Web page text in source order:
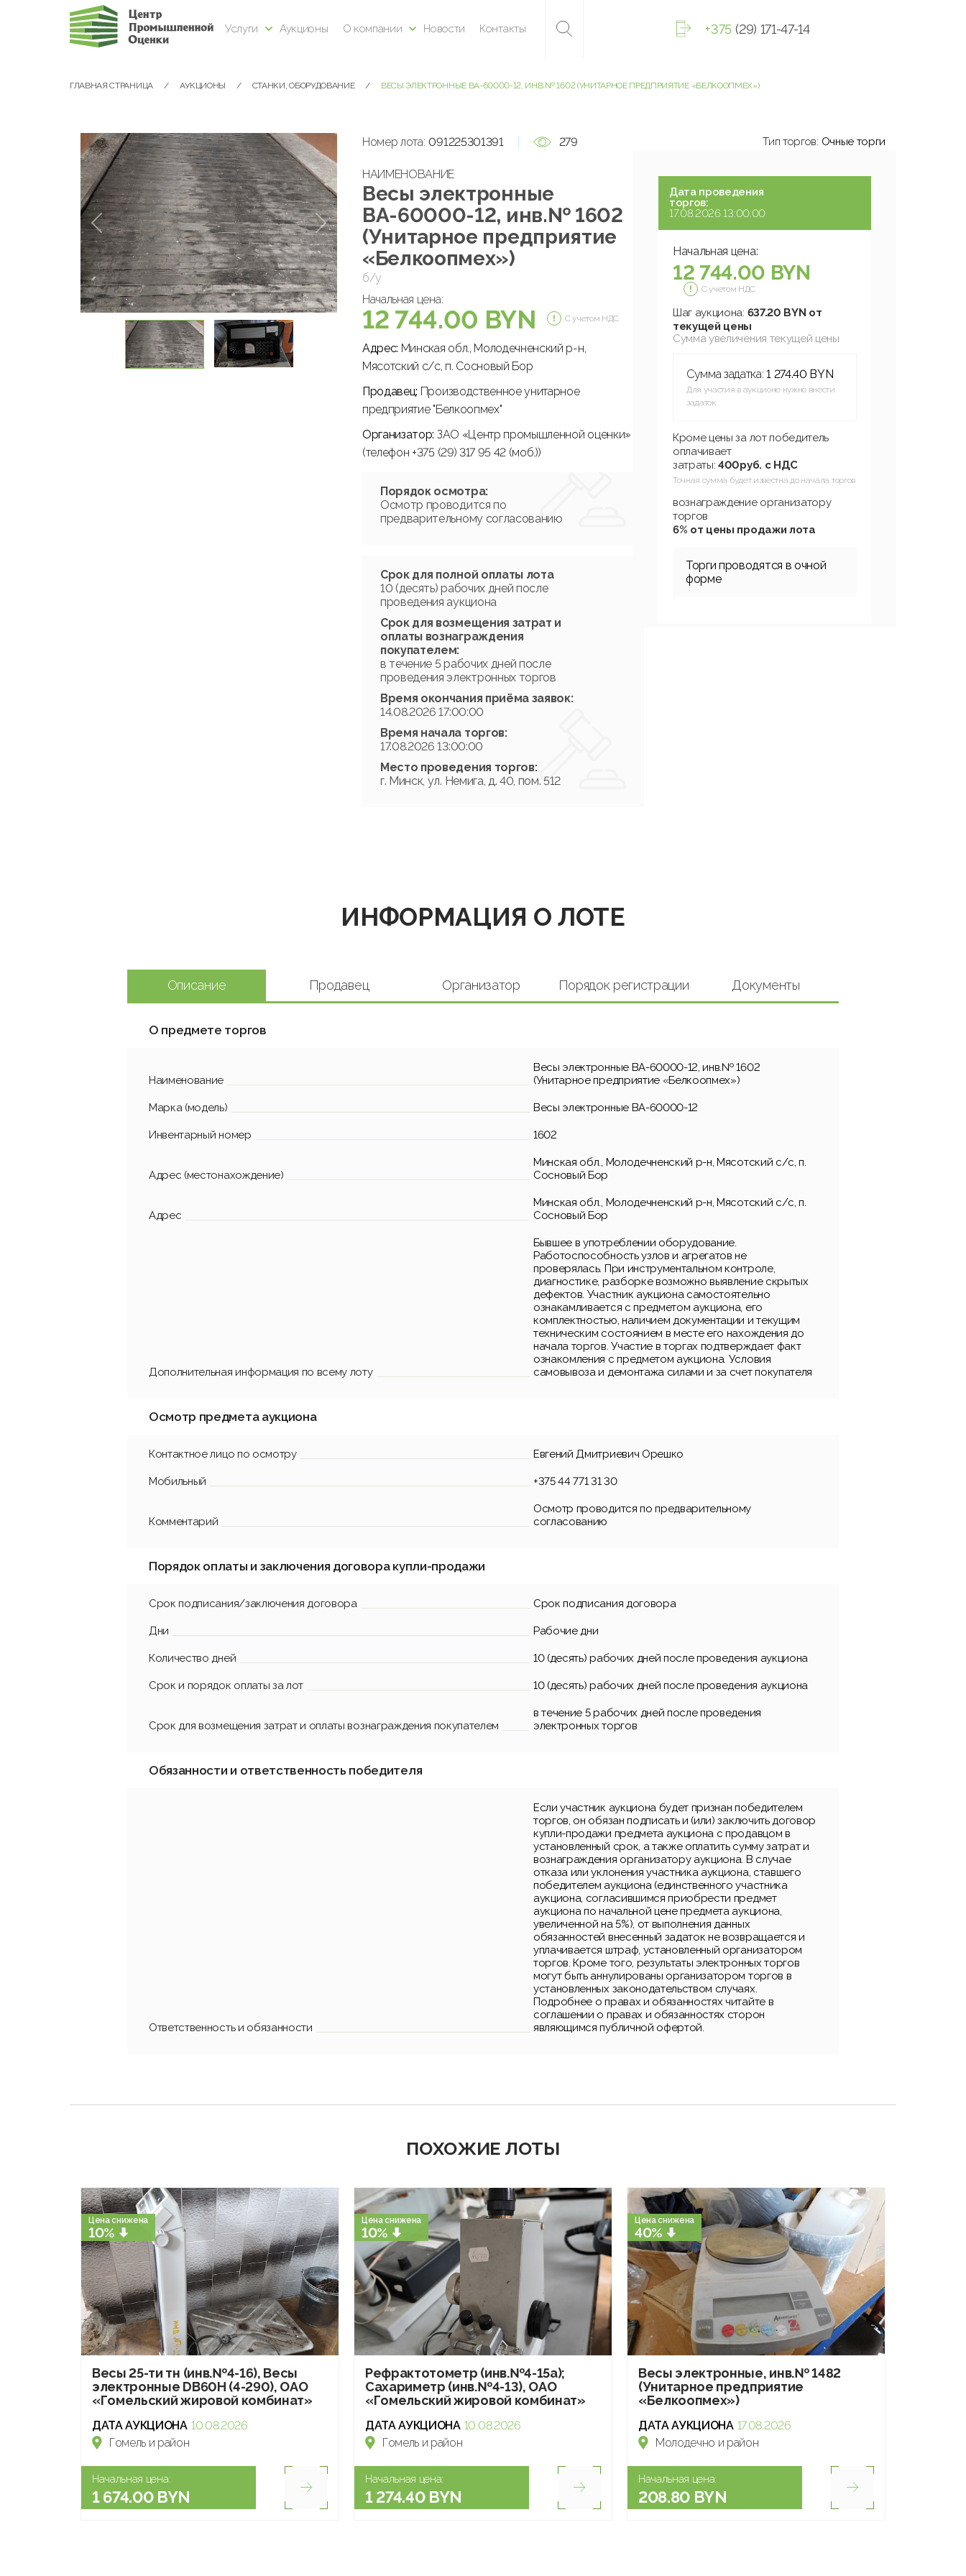
Услуги Аукционы О компании Новости Контакты +375 (29) 171-47-14
ГЛАВНАЯ СТРАНИЦА АУКЦИОНЫ СТАНКИ, ОБОРУДОВАНИЕ ВЕСЫ ЭЛЕКТРОННЫЕ ВА-60000-12, ИНВ.№ 1602 (УНИТАРНОЕ ПРЕДПРИЯТИЕ «БЕЛКООПМЕХ»)
Номер лота: 091225301391 279
НАИМЕНОВАНИЕ
Весы электронные
ВА-60000-12, инв.№ 1602
(Унитарное предприятие
«Белкоопмех»)
б/у
Начальная цена:
12 744.00 BYN С учетом НДС
Адрес: Минская обл., Молодечненский р-н,
Мясотский с/с, п. Сосновый Бор
Продавец: Производственное унитарное
предприятие "Белкоопмех"
Организатор: ЗАО «Центр промышленной оценки»
(телефон +375 (29) 317 95 42 (моб.))
Порядок осмотра:
Осмотр проводится по
предварительному согласованию
Срок для полной оплаты лота
10 (десять) рабочих дней после
проведения аукциона
Срок для возмещения затрат и
оплаты вознаграждения
покупателем:
в течение 5 рабочих дней после
проведения электронных торгов
Время окончания приёма заявок:
14.08.2026 17:00:00
Время начала торгов:
17.08.2026 13:00:00
Место проведения торгов:
г. Минск, ул. Немига, д. 40, пом. 512
Тип торгов: Очные торги
Дата проведения
торгов:
17.08.2026 13:00:00
Начальная цена:
12 744.00 BYN
С учетом НДС
Шаг аукциона: 637.20 BYN от
текущей цены
Сумма увеличения текущей цены
Сумма задатка:1 274.40 BYN
Для участия в аукционе нужно внести
задаток
Кроме цены за лот победитель
оплачивает
затраты:400руб. с НДС
Точная сумма будет известна до начала торгов
вознаграждение организатору
торгов
6% от цены продажи лота
Торги проводятся в очной
форме
ИНФОРМАЦИЯ О ЛОТЕ
Описание Продавец Организатор Порядок регистрации Документы
О предмете торгов
Наименование
Весы электронные ВА-60000-12, инв.№ 1602
(Унитарное предприятие «Белкоопмех»)
Марка (модель) Весы электронные ВА-60000-12
Инвентарный номер 1602
Адрес (местонахождение)
Минская обл., Молодечненский р-н, Мясотский с/с, п.
Сосновый Бор
Адрес
Минская обл., Молодечненский р-н, Мясотский с/с, п.
Сосновый Бор
Дополнительная информация по всему лоту
Бывшее в употреблении оборудование.
Работоспособность узлов и агрегатов не
проверялась. При инструментальном контроле,
диагностике, разборке возможно выявление скрытых
дефектов. Участник аукциона самостоятельно
ознакамливается с предметом аукциона, его
комплектностью, наличием документации и текущим
техническим состоянием в месте его нахождения до
начала торгов. Участие в торгах подтверждает факт
ознакомления с предметом аукциона. Условия
самовывоза и демонтажа силами и за счет покупателя
Осмотр предмета аукциона
Контактное лицо по осмотру Евгений Дмитриевич Орешко
Мобильный +375 44 771 31 30
Комментарий
Осмотр проводится по предварительному
согласованию
Порядок оплаты и заключения договора купли-продажи
Срок подписания/заключения договора Срок подписания договора
Дни Рабочие дни
Количество дней 10 (десять) рабочих дней после проведения аукциона
Срок и порядок оплаты за лот 10 (десять) рабочих дней после проведения аукциона
Срок для возмещения затрат и оплаты вознаграждения покупателем
в течение 5 рабочих дней после проведения
электронных торгов
Обязанности и ответственность победителя
Ответственность и обязанности
Если участник аукциона будет признан победителем
торгов, он обязан подписать и (или) заключить договор
купли-продажи предмета аукциона с продавцом в
установленный срок, а также оплатить сумму затрат и
вознаграждения организатору аукциона. В случае
отказа или уклонения участника аукциона, ставшего
победителем аукциона (единственного участника
аукциона, согласившимся приобрести предмет
аукциона по начальной цене предмета аукциона,
увеличенной на 5%), от выполнения данных
обязанностей внесенный задаток не возвращается и
уплачивается штраф, установленный организатором
торгов. Кроме того, результаты электронных торгов
могут быть аннулированы организатором торгов в
установленных законодательством случаях.
Подробнее о правах и обязанностях читайте в
соглашении о правах и обязанностях сторон
являющимся публичной офертой.
ПОХОЖИЕ ЛОТЫ
Цена снижена
10%
Весы 25-ти тн (инв.№4-16), Весы
электронные DB60H (4-290), ОАО
«Гомельский жировой комбинат»
ДАТА АУКЦИОНА 10.08.2026
Гомель и район
Начальная цена:
1 674.00 BYN
Цена снижена
10%
Рефрактотометр (инв.№4-15а);
Сахариметр (инв.№4-13), ОАО
«Гомельский жировой комбинат»
ДАТА АУКЦИОНА 10.08.2026
Гомель и район
Начальная цена:
1 274.40 BYN
Цена снижена
40%
Весы электронные, инв.№ 1482
(Унитарное предприятие
«Белкоопмех»)
ДАТА АУКЦИОНА 17.08.2026
Молодечно и район
Начальная цена:
208.80 BYN